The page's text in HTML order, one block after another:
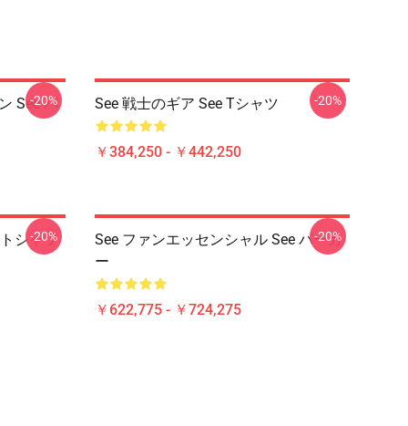
See パ
-20% See 戦士のギア See Tシャツ
￥384,250 - ￥442,250
-20%
シャツ
-20%
See ファンエッセンシャル See パーカ
ー
￥622,775 - ￥724,275
-20%